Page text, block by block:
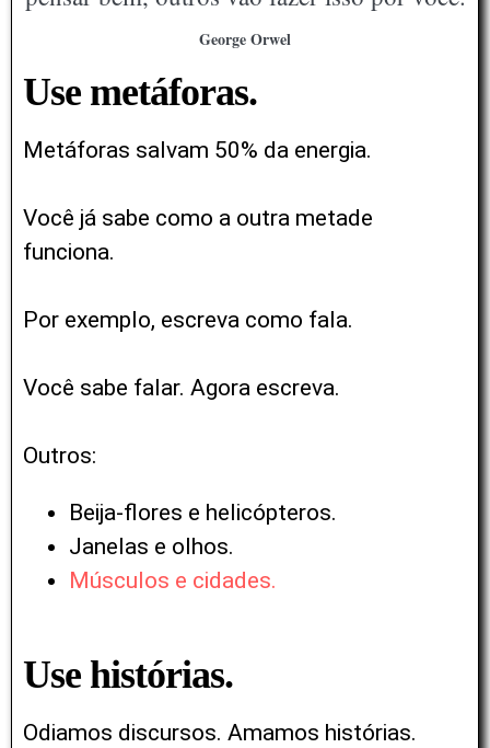
George Orwel
Use metáforas.
Metáforas salvam 50% da energia.
Você já sabe como a outra metade
funciona.
Por exemplo, escreva como fala.
Você sabe falar. Agora escreva.
Outros:
Beija-flores e helicópteros.
Janelas e olhos.
Músculos e cidades.
Use histórias.
Odiamos discursos. Amamos histórias.